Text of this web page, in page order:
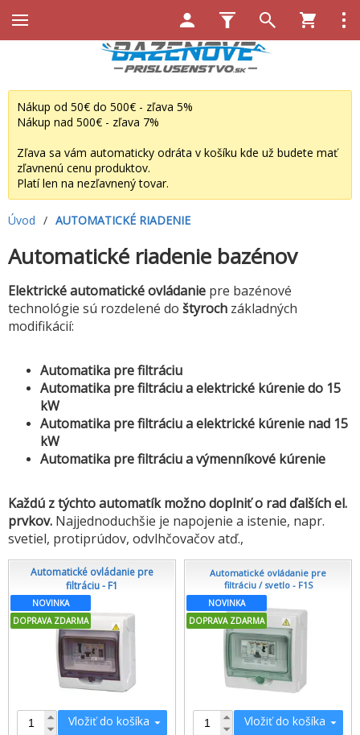
Nákup od 50€ do 500€ - zľava 5%
Nákup nad 500€ - zľava 7%
Zľava sa vám automaticky odráta v košíku kde už budete mať
zľavnenú cenu produktov.
Platí len na nezľavnený tovar.
Úvod / AUTOMATICKÉ RIADENIE
Automatické riadenie bazénov
Elektrické automatické ovládanie pre bazénové
technológie sú rozdelené do štyroch základných
modifikácií:
Automatika pre filtráciu
Automatika pre filtráciu a elektrické kúrenie do 15
kW
Automatika pre filtráciu a elektrické kúrenie nad 15
kW
Automatika pre filtráciu a výmenníkové kúrenie
Každú z týchto automatík možno doplniť o rad ďalších el.
prvkov. Najjednoduchšie je napojenie a istenie, napr.
svetiel, protiprúdov, odvlhčovačov atď.,
Automatické ovládanie pre
filtráciu - F1
NOVINKA
DOPRAVA ZDARMA
Vložiť do košíka
Automatické ovládanie pre
filtráciu / svetlo - F1S
NOVINKA
DOPRAVA ZDARMA
Vložiť do košíka